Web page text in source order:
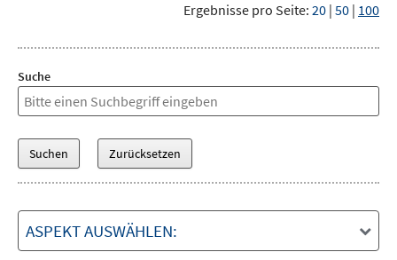
Ergebnisse pro Seite: 20 | 50 | 100
Suche
ASPEKT AUSWÄHLEN: